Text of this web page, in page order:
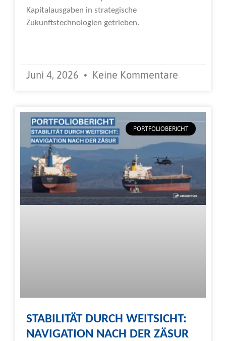
Kapitalausgaben in strategische
Zukunftstechnologien getrieben.
Juni 4, 2026 Keine Kommentare
PORTFOLIOBERICHT
STABILITÄT DURCH WEITSICHT:
NAVIGATION NACH DER ZÄSUR